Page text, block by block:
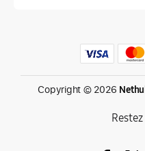
Produits phares
Retrouvez chez Mediazone
Copyright © 2026